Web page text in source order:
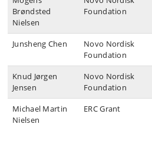
Brøndsted
Nielsen
Foundation
Junsheng Chen
Novo Nordisk
Foundation
Knud Jørgen
Jensen
Novo Nordisk
Foundation
Michael Martin
Nielsen
ERC Grant